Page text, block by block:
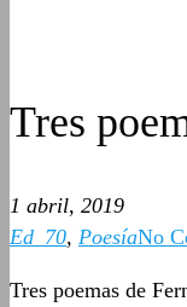
Tres
1 abril, 2019
Ed_70, PoesíaNo
Tres poemas de